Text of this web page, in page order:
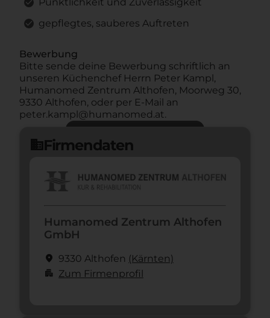
gepflegtes, sauberes Auftreten
Bewerbung
Bitte sende deine Bewerbung schriftlich an
unseren Küchenchef Herrn Peter Kampl,
Humanomed Zentrum Althofen, Moorweg 30,
9330 Althofen, oder per E-Mail an
peter.kampl@humanomed.at.
domainFirmendaten
Humanomed Zentrum Althofen
GmbH
location_on 9330 Althofen (Kärnten)
apartment Zum Firmenprofil